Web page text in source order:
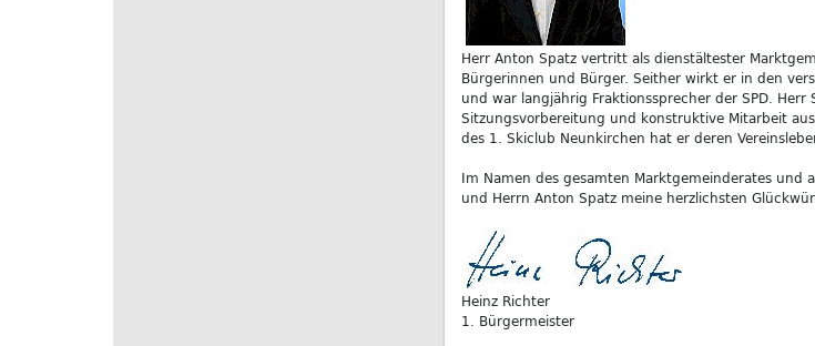
Herr Anton Spatz vertritt als dienstältester
Bürgerinnen und Bürger. Seither wirkt er in den
und war langjährig Fraktionssprecher der SPD.
Sitzungsvorbereitung und konstruktive Mitarbeit
des 1. Skiclub Neunkirchen hat er deren
Im Namen des gesamten Marktgemeinderates und
und Herrn Anton Spatz meine herzlichsten
Heinz Richter
1. Bürgermeister